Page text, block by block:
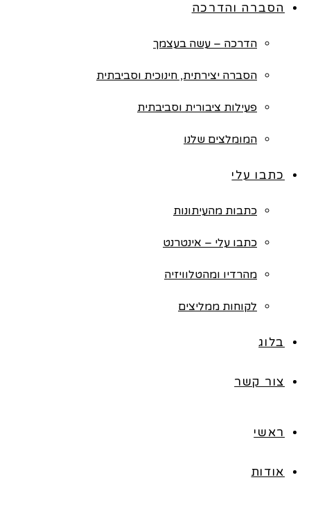
הסברה והדרכה
הדרכה – עשה בעצמך
הסברה יצירתית, חינוכית וסביבתית
פעילות ציבורית וסביבתית
המומלצים שלנו
כתבו עלי
כתבות מהעיתונות
כתבו עלי – אינטרנט
מהרדיו ומהטלוויזיה
לקוחות ממליצים
בלוג
צור קשר
ראשי
אודות